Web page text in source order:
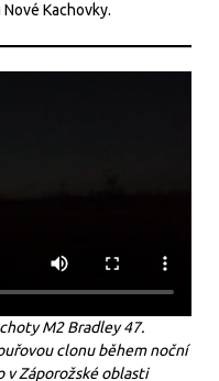
Kachovky.
M2 Bradley 47.
clonu během noční
v Záporožské oblasti